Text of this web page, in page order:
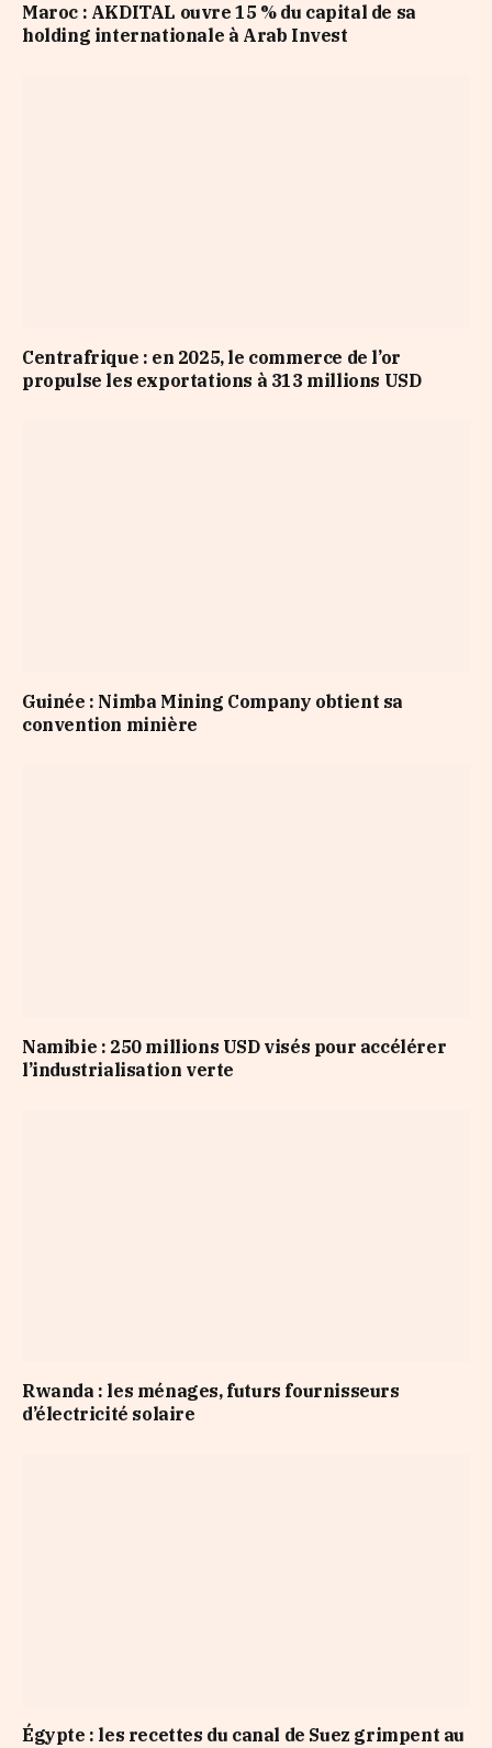
Maroc : AKDITAL ouvre 15 % du capital de sa
holding internationale à Arab Invest
Centrafrique : en 2025, le commerce de l’or
propulse les exportations à 313 millions USD
Guinée : Nimba Mining Company obtient sa
convention minière
Namibie : 250 millions USD visés pour accélérer
l’industrialisation verte
Rwanda : les ménages, futurs fournisseurs
d’électricité solaire
Égypte : les recettes du canal de Suez grimpent au